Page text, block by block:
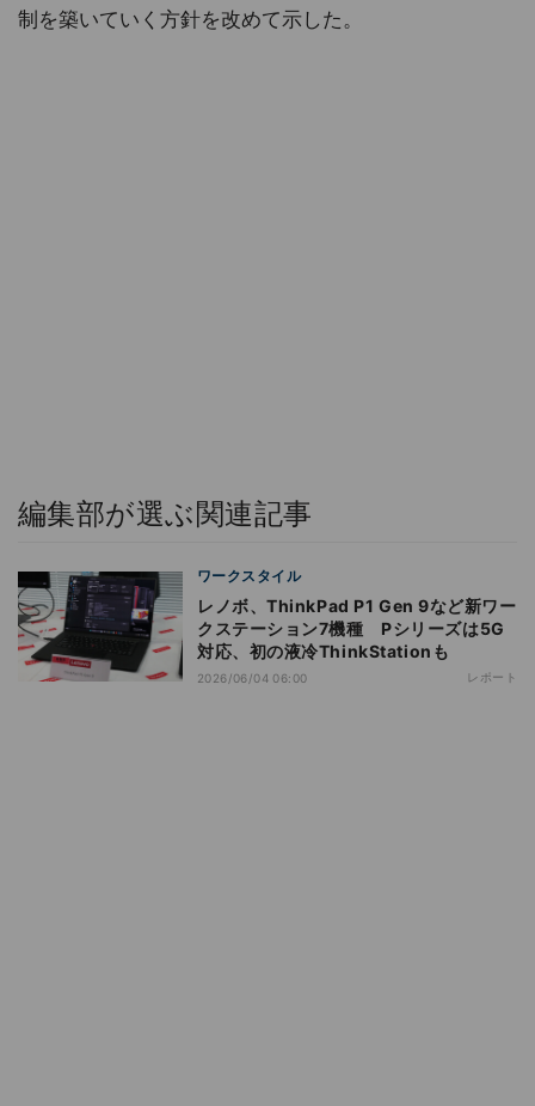
制を築いていく方針を改めて示した。
編集部が選ぶ関連記事
ワークスタイル
レノボ、ThinkPad P1 Gen 9など新ワー
クステーション7機種 Pシリーズは5G
対応、初の液冷ThinkStationも
2026/06/04 06:00 レポート